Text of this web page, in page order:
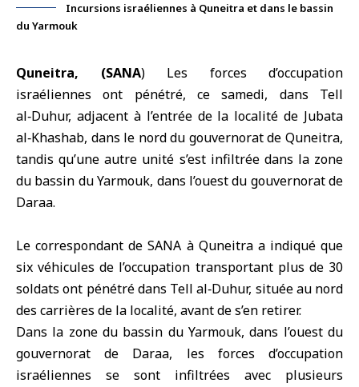
Incursions israéliennes à Quneitra et dans le bassin
du Yarmouk
Quneitra, (SANA) Les forces d’occupation
israéliennes ont pénétré, ce samedi, dans Tell
al‑Duhur, adjacent à l’entrée de la localité de Jubata
al‑Khashab, dans le nord du gouvernorat de Quneitra,
tandis qu’une autre unité s’est infiltrée dans la zone
du bassin duYarmouk, dans l’ouest du gouvernorat de
Daraa.
Le correspondant de SANA à Quneitra a indiqué que
six véhicules de l’occupation transportant plus de 30
soldats ont pénétré dans Tell al‑Duhur, située au nord
des carrières de la localité, avant de s’en retirer.
Dans la zone du bassin du Yarmouk, dans l’ouest du
gouvernorat de Daraa, les forces d’occupation
israéliennes se sont infiltrées avec plusieurs